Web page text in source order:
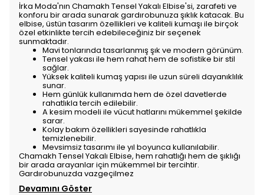
İrka Moda'nın Chamakh Tensel Yakalı Elbise'si, zarafeti ve
konforu bir arada sunarak gardırobunuza şıklık katacak. Bu
elbise, üstün tasarım özellikleri ve kaliteli kumaşı ile birçok
özel etkinlikte tercih edebileceğiniz bir seçenek
sunmaktadır.
Mavi tonlarında tasarlanmış şık ve modern görünüm.
Tensel yakası ile hem rahat hem de sofistike bir stil
sağlar.
Yüksek kaliteli kumaş yapısı ile uzun süreli dayanıklılık
sunar.
Hem günlük kullanımda hem de özel davetlerde
rahatlıkla tercih edilebilir.
A kesim modeli ile vücut hatlarını mükemmel şekilde
sarar.
Kolay bakım özellikleri sayesinde rahatlıkla
temizlenebilir.
Mevsimsiz tasarımı ile yıl boyunca kullanılabilir.
Chamakh Tensel Yakalı Elbise, hem rahatlığı hem de şıklığı
bir arada arayanlar için mükemmel bir tercihtir.
Gardırobunuzda vazgeçilmez
Devamını Göster